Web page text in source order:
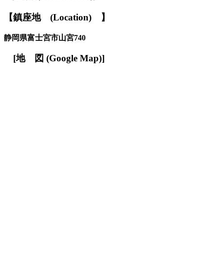
【鎮座地 (Location) 】
静岡県富士宮市山宮740
[地 図 (Google Map)]